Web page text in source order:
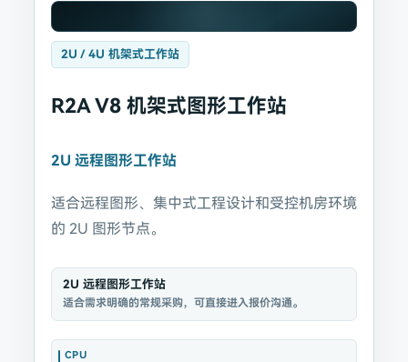
2U / 4U 机架式工作站
R2A V8 机架式图形工作站
2U 远程图形工作站
适合远程图形、集中式工程设计和受控机房环境
的 2U 图形节点。
2U 远程图形工作站
适合需求明确的常规采购，可直接进入报价沟通。
CPU